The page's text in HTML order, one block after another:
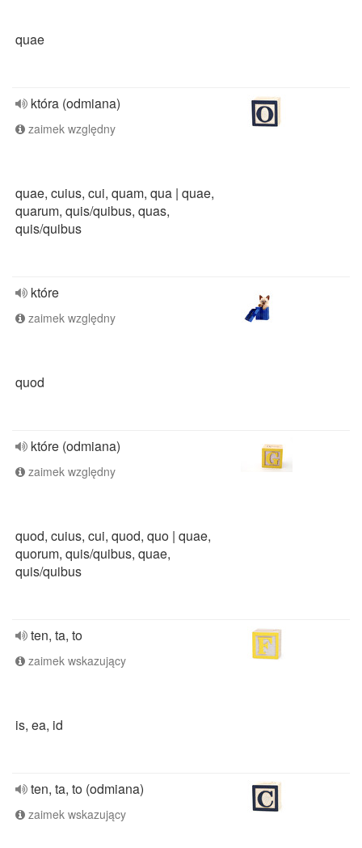
quae
która (odmiana)
zaimek względny
quae, cuius, cui, quam, qua | quae,
quarum, quis/quibus, quas,
quis/quibus
które
zaimek względny
quod
które (odmiana)
zaimek względny
quod, cuius, cui, quod, quo | quae,
quorum, quis/quibus, quae,
quis/quibus
ten, ta, to
zaimek wskazujący
is, ea, id
ten, ta, to (odmiana)
zaimek wskazujący